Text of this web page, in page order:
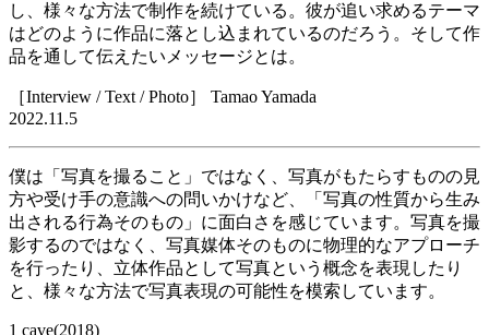
し、様々な方法で制作を続けている。彼が追い求めるテーマ
はどのように作品に落とし込まれているのだろう。そして作
品を通して伝えたいメッセージとは。
［Interview / Text / Photo］
Tamao Yamada
2022.11.5
僕は「写真を撮ること」ではなく、写真がもたらすものの見
方や受け手の意識への問いかけなど、「写真の性質から生み
出される行為そのもの」に面白さを感じています。写真を撮
影するのではなく、写真媒体そのものに物理的なアプローチ
を行ったり、立体作品として写真という概念を表現したり
と、様々な方法で写真表現の可能性を模索しています。
1 cave(2018)